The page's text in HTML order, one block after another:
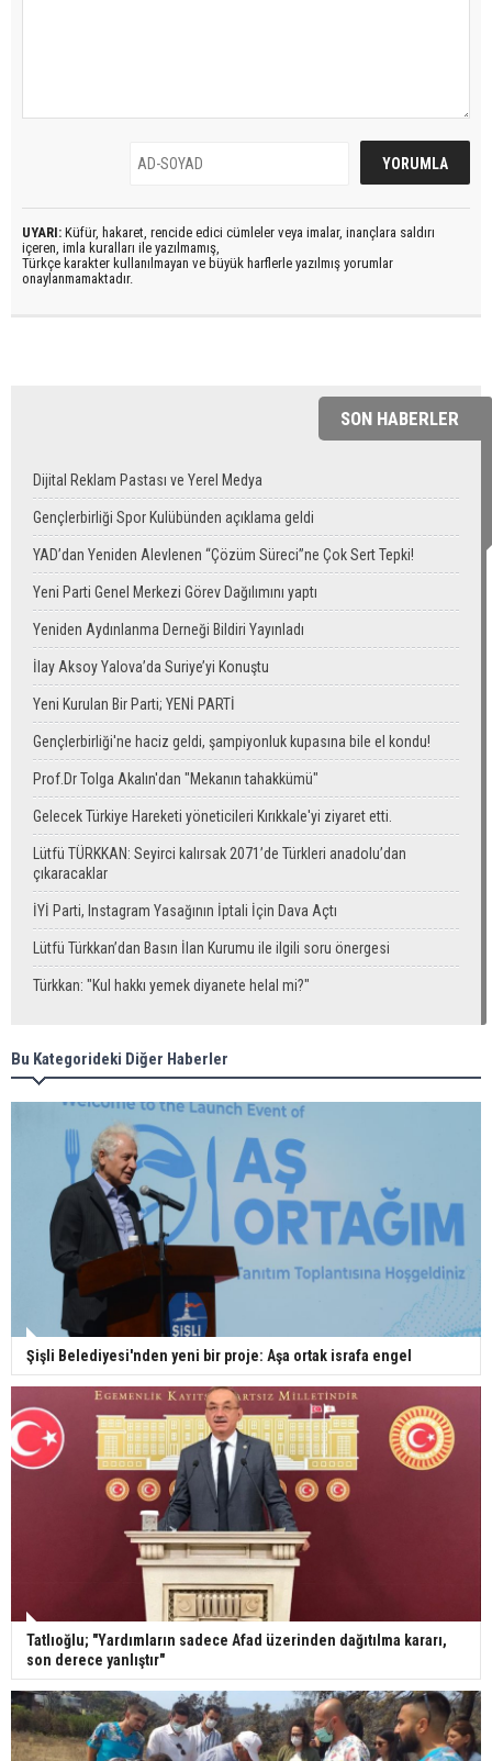
UYARI: Küfür, hakaret, rencide edici cümleler veya imalar, inançlara saldırı
içeren, imla kuralları ile yazılmamış,
Türkçe karakter kullanılmayan ve büyük harflerle yazılmış yorumlar
onaylanmamaktadır.
SON HABERLER
Dijital Reklam Pastası ve Yerel Medya
Gençlerbirliği Spor Kulübünden açıklama geldi
YAD’dan Yeniden Alevlenen “Çözüm Süreci”ne Çok Sert Tepki!
Yeni Parti Genel Merkezi Görev Dağılımını yaptı
Yeniden Aydınlanma Derneği Bildiri Yayınladı
İlay Aksoy Yalova’da Suriye’yi Konuştu
Yeni Kurulan Bir Parti; YENİ PARTİ
Gençlerbirliği'ne haciz geldi, şampiyonluk kupasına bile el kondu!
Prof.Dr Tolga Akalın'dan "Mekanın tahakkümü"
Gelecek Türkiye Hareketi yöneticileri Kırıkkale'yi ziyaret etti.
Lütfü TÜRKKAN: Seyirci kalırsak 2071’de Türkleri anadolu’dan
çıkaracaklar
İYİ Parti, Instagram Yasağının İptali İçin Dava Açtı
Lütfü Türkkan’dan Basın İlan Kurumu ile ilgili soru önergesi
Türkkan: "Kul hakkı yemek diyanete helal mi?"
Bu Kategorideki Diğer Haberler
Şişli Belediyesi'nden yeni bir proje: Aşa ortak israfa engel
Tatlıoğlu; "Yardımların sadece Afad üzerinden dağıtılma kararı,
son derece yanlıştır"